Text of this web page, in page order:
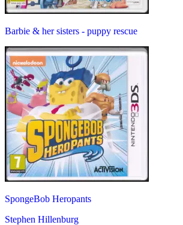
Barbie & her sisters - puppy rescue
SpongeBob Heropants
Stephen Hillenburg